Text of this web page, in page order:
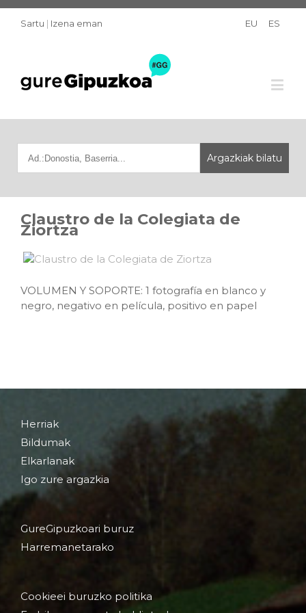
Sartu | Izena eman EU ES
Claustro de la Colegiata de
Ziortza
VOLUMEN Y SOPORTE: 1 fotografía en blanco y
negro, negativo en película, positivo en papel
Herriak
Bildumak
Elkarlanak
Igo zure argazkia
GureGipuzkoari buruz
Harremanetarako
Cookieei buruzko politika